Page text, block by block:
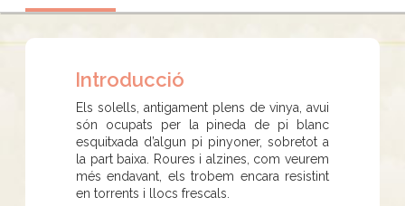
Introducció
Els solells, antigament plens de vinya, avui
són ocupats per la pineda de pi blanc
esquitxada d’algun pi pinyoner, sobretot a
la part baixa. Roures i alzines, com veurem
més endavant, els trobem encara resistint
en torrents i llocs frescals.